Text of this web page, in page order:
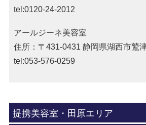
tel:0120-24-2012
アールジーネ美容室
住所：〒431-0431 静岡県湖西市鷲
tel:053-576-0259
提携美容室・田原エリア